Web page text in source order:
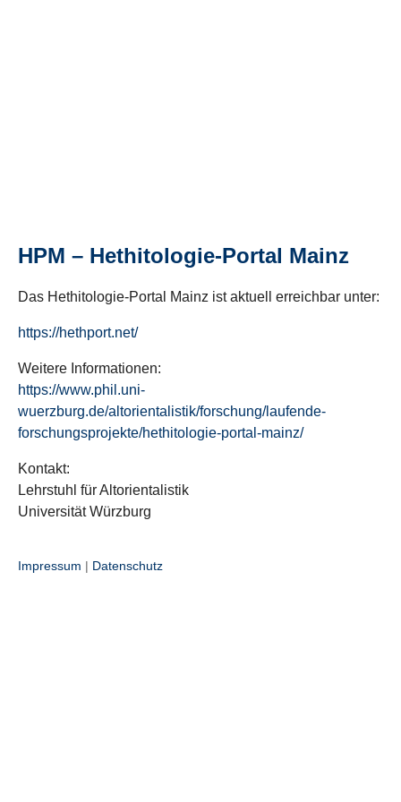
HPM – Hethitologie-Portal Mainz
Das Hethitologie-Portal Mainz ist aktuell erreichbar unter:
https://hethport.net/
Weitere Informationen:
https://www.phil.uni-
wuerzburg.de/altorientalistik/forschung/laufende-
forschungsprojekte/hethitologie-portal-mainz/
Kontakt:
Lehrstuhl für Altorientalistik
Universität Würzburg
Impressum | Datenschutz